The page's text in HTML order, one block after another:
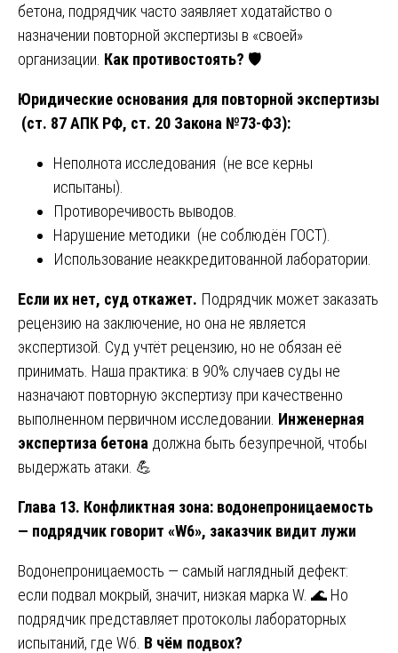
бетона, подрядчик часто заявляет ходатайство о
назначении повторной экспертизы в «своей»
организации. Как противостоять? 🛡️
Юридические основания для повторной экспертизы
(ст. 87 АПК РФ, ст. 20 Закона №73-ФЗ):
Неполнота исследования (не все керны
испытаны).
Противоречивость выводов.
Нарушение методики (не соблюдён ГОСТ).
Использование неаккредитованной лаборатории.
Если их нет, суд откажет. Подрядчик может заказать
рецензию на заключение, но она не является
экспертизой. Суд учтёт рецензию, но не обязан её
принимать. Наша практика: в 90% случаев суды не
назначают повторную экспертизу при качественно
выполненном первичном исследовании. Инженерная
экспертиза бетона должна быть безупречной, чтобы
выдержать атаки. 💪
Глава 13. Конфликтная зона: водонепроницаемость
— подрядчик говорит «W6», заказчик видит лужи
Водонепроницаемость — самый наглядный дефект:
если подвал мокрый, значит, низкая марка W. 🌊 Но
подрядчик представляет протоколы лабораторных
испытаний, где W6. В чём подвох?